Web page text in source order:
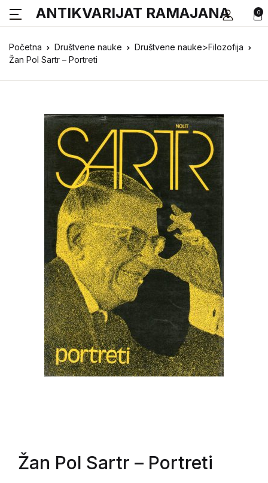
0
ANTIKVARIJAT RAMAJANA
Početna Društvene nauke
Društvene nauke>Filozofija
Žan Pol Sartr – Portreti
Žan Pol Sartr – Portreti